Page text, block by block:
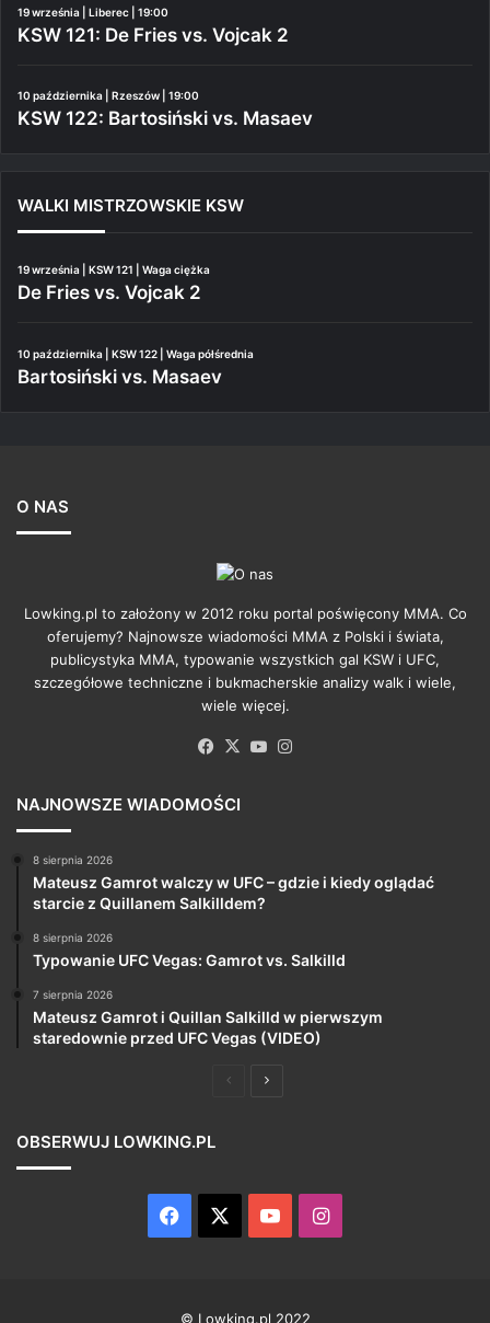
19 września | Liberec | 19:00
KSW 121: De Fries vs. Vojcak 2
10 października | Rzeszów | 19:00
KSW 122: Bartosiński vs. Masaev
WALKI MISTRZOWSKIE KSW
19 września | KSW 121 | Waga ciężka
De Fries vs. Vojcak 2
10 października | KSW 122 | Waga półśrednia
Bartosiński vs. Masaev
O NAS
Lowking.pl to założony w 2012 roku portal poświęcony MMA. Co
oferujemy? Najnowsze wiadomości MMA z Polski i świata,
publicystyka MMA, typowanie wszystkich gal KSW i UFC,
szczegółowe techniczne i bukmacherskie analizy walk i wiele,
wiele więcej.
Facebook
X YouTube
NAJNOWSZE WIADOMOŚCI
8 sierpnia 2026
Mateusz Gamrot walczy w UFC – gdzie i kiedy oglądać
starcie z Quillanem Salkilldem?
8 sierpnia 2026
Typowanie UFC Vegas: Gamrot vs. Salkilld
7 sierpnia 2026
Mateusz Gamrot i Quillan Salkilld w pierwszym
staredownie przed UFC Vegas (VIDEO)
PoprzedniaNastępna
OBSERWUJ LOWKING.PL
Facebook YouTubeInstagram
© Lowking.pl 2022